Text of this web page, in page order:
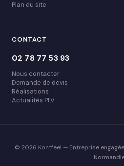
Plan du site
CONTACT
02 78 77 53 93
Nous contacter
Demande de devis
Réalisations
Actualités PLV
© 2026 Kontfeel — Entreprise